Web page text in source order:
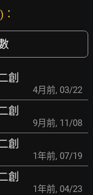
創
4月前, 03/22
創
9月前, 11/08
創
1年前, 07/19
創
1年前, 04/23